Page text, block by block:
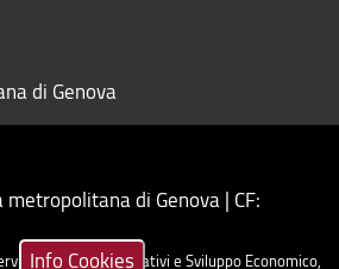
di Genova
di Genova | CF:
Sistemi Informativi e Sviluppo Economico,
Info Cookies